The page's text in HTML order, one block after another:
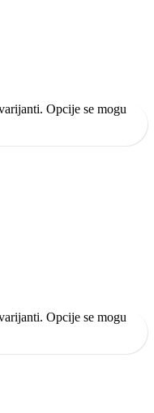
Opcije se mogu
Opcije se mogu